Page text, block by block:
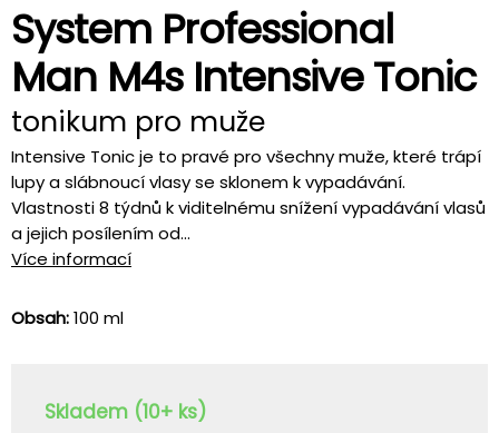
System Professional
Man M4s Intensive Tonic
tonikum pro muže
Intensive Tonic je to pravé pro všechny muže, které trápí
lupy a slábnoucí vlasy se sklonem k vypadávání.
Vlastnosti 8 týdnů k viditelnému snížení vypadávání vlasů
a jejich posílením od...
Více informací
Obsah:100 ml
Skladem (10+ ks)